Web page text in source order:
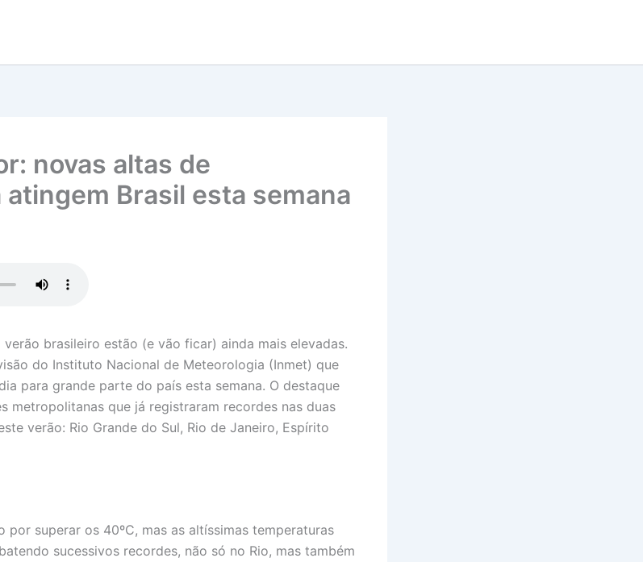
novas altas de
Brasil esta semana
brasileiro estão (e vão ficar) ainda mais elevadas.
do Instituto Nacional de Meteorologia (Inmet) que
para grande parte do país esta semana. O destaque
metropolitanas que já registraram recordes nas duas
verão: Rio Grande do Sul, Rio de Janeiro, Espírito
por superar os 40ºC, mas as altíssimas temperaturas
sucessivos recordes, não só no Rio, mas também